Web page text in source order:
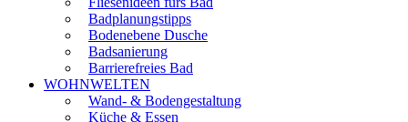
Badplanungstipps
Bodenebene Dusche
Badsanierung
Barrierefreies Bad
WOHNWELTEN
Wand- & Bodengestaltung
Küche & Essen